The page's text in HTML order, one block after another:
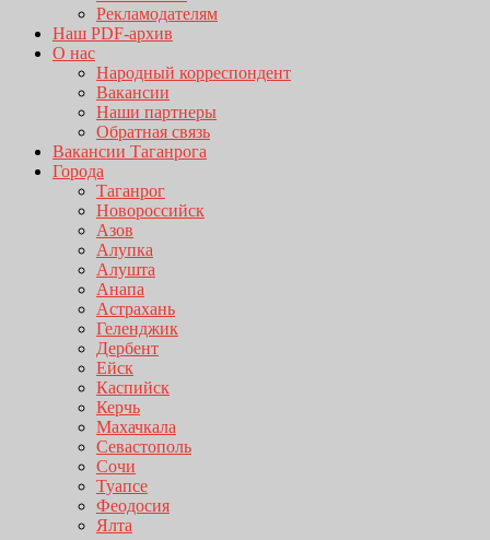
Рекламодателям
Наш PDF-архив
О нас
Народный корреспондент
Вакансии
Наши партнеры
Обратная связь
Вакансии Таганрога
Города
Таганрог
Новороссийск
Азов
Алупка
Алушта
Анапа
Астрахань
Геленджик
Дербент
Ейск
Каспийск
Керчь
Махачкала
Севастополь
Сочи
Туапсе
Феодосия
Ялта